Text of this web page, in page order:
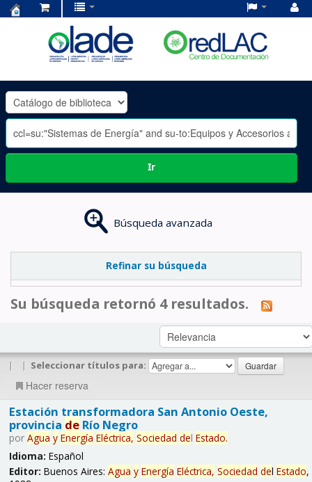
OLADE
-
Ir
Búsqueda avanzada
Refinar su búsqueda
Su búsqueda retornó 4 resultados.
| | Seleccionar títulos para:
Hacer reserva
Estación transformadora San Antonio Oeste,
provincia deRío Negro
por Agua y Energía Eléctrica, Sociedad del Estado.
Idioma: Español
Editor: Buenos Aires: Agua y Energía Eléctrica, Sociedad del Estado,